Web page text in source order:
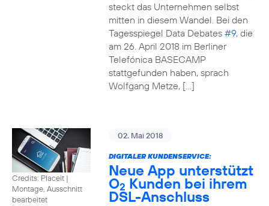
steckt das Unternehmen selbst
mitten in diesem Wandel. Bei den
Tagesspiegel Data Debates #9, die
am 26. April 2018 im Berliner
Telefónica BASECAMP
stattgefunden haben, sprach
Wolfgang Metze, […]
Credits: Placeit |
Montage, Ausschnitt
bearbeitet
02. Mai 2018
DIGITALER KUNDENSERVICE:
Neue App unterstützt
O2 Kunden bei ihrem
DSL-Anschluss